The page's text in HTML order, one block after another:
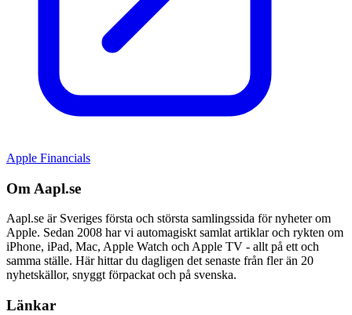
Apple Financials
Om Aapl.se
Aapl.se är Sveriges första och största samlingssida för nyheter om
Apple. Sedan 2008 har vi automagiskt samlat artiklar och rykten om
iPhone, iPad, Mac, Apple Watch och Apple TV - allt på ett och
samma ställe. Här hittar du dagligen det senaste från fler än 20
nyhetskällor, snyggt förpackat och på svenska.
Länkar